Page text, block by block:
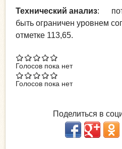
Технический анализ:
быть ограничен уровнем
отметке 113,65.
Голосов пока нет
Голосов пока нет
Поделиться в